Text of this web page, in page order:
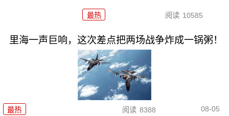
最热 阅读 10585
里海一声巨响，这次差点把两场战争炸成一锅粥！
最热 阅读 8388 08-05